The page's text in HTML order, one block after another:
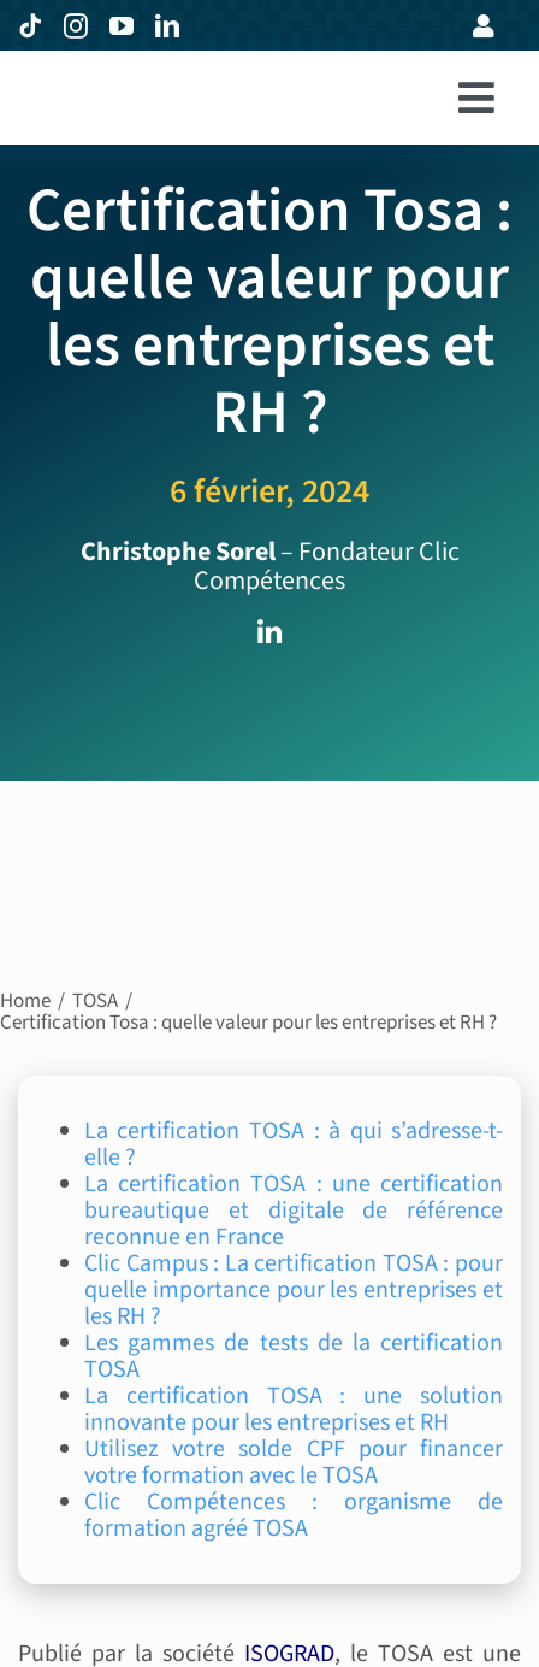
Passer
au
Formations
Entreprises
Avis
À propos
Certification Tosa :
quelle valeur pour
les entreprises et
RH ?
6 février, 2024
Christophe Sorel– Fondateur Clic
Compétences
Home TOSA
Certification Tosa : quelle valeur pour les entreprises et RH ?
La certification TOSA : à qui s’adresse-t-
elle ?
La certification TOSA : une certification
bureautique et digitale de référence
reconnue en France
Clic Campus : La certification TOSA : pour
quelle importance pour les entreprises et
les RH ?
Les gammes de tests de la certification
TOSA
La certification TOSA : une solution
innovante pour les entreprises et RH
Utilisez votre solde CPF pour financer
votre formation avec le TOSA
Clic Compétences : organisme de
formation agréé TOSA
Publié par la société ISOGRAD, le TOSA est une